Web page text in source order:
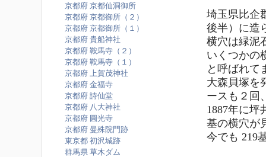
京都府 京都仙洞御所
京都府 京都御所（２）
京都府 京都御所（１）
京都府 貴船神社
京都府 鞍馬寺（２）
京都府 鞍馬寺（１）
京都府 上賀茂神社
京都府 金福寺
京都府 詩仙堂
京都府 八大神社
京都府 圓光寺
京都府 曼殊院門跡
東京都 初沢城跡
群馬県 草木ダム
埼玉県比企
後半）に造
横穴は緑泥
いくつかの
と呼ばれて
大森貝塚を
ースも２回
1887年に坪
基の横穴が
今でも 219